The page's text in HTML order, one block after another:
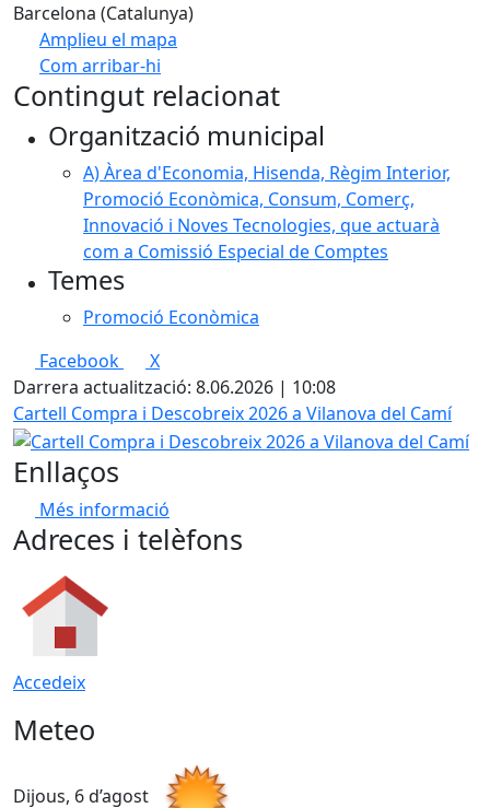
Barcelona (Catalunya)
Amplieu el mapa
Com arribar-hi
+
−
Contingut relacionat
Organització municipal
A) Àrea d'Economia, Hisenda, Règim Interior,
Promoció Econòmica, Consum, Comerç,
Innovació i Noves Tecnologies, que actuarà
com a Comissió Especial de Comptes
Temes
Promoció Econòmica
Facebook
X
Darrera actualització: 8.06.2026 | 10:08
Cartell Compra i Descobreix 2026 a Vilanova del Camí
Enllaços
Més informació
Adreces i telèfons
Accedeix
Meteo
Dijous, 6 d’agost